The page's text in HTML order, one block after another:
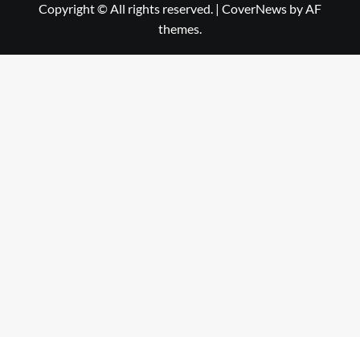
Copyright © All rights reserved. | CoverNews by AF
themes.